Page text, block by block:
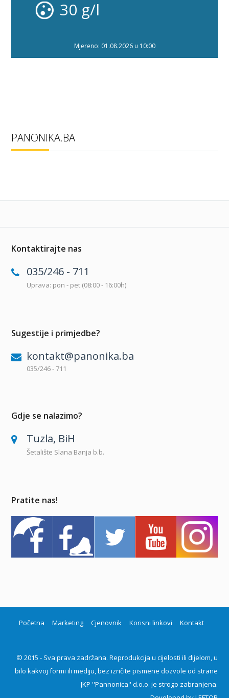
30 g/l
Mjereno: 01.08.2026 u 10:00
PANONIKA.BA
Kontaktirajte nas
035/246 - 711
Uprava: pon - pet (08:00 - 16:00h)
Sugestije i primjedbe?
kontakt@panonika.ba
035/246 - 711
Gdje se nalazimo?
Tuzla, BiH
Šetalište Slana Banja b.b.
Pratite nas!
Početna Marketing Cjenovnik Korisni linkovi Kontakt
© 2015 - Sva prava zadržana. Reprodukcija u cijelosti ili dijelom, u
bilo kakvoj formi ili mediju, bez izričite pismene dozvole od strane
JKP ''Pannonica'' d.o.o. je strogo zabranjena.